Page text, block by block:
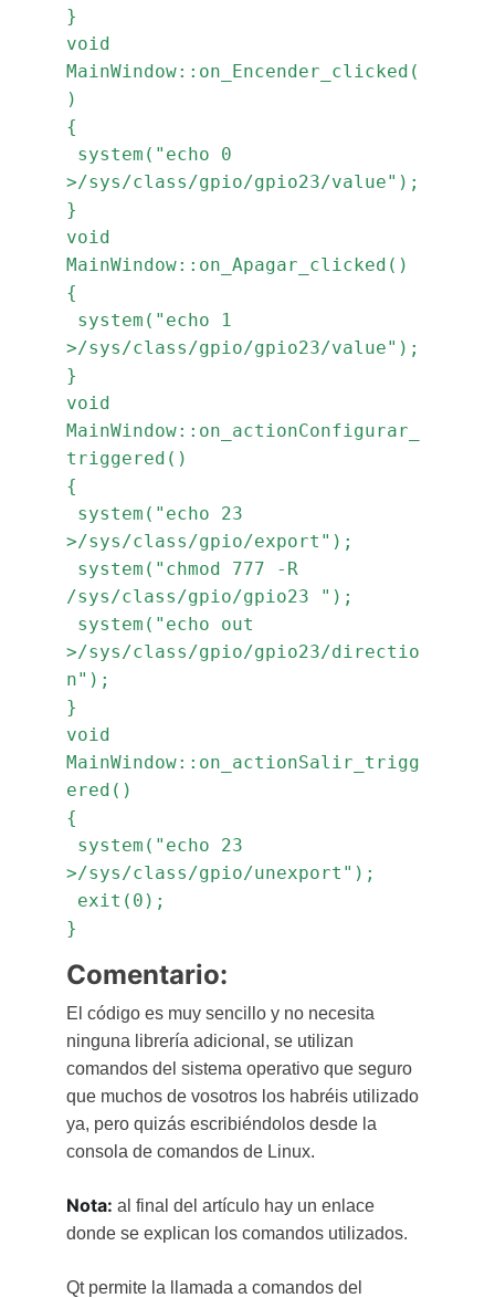
}
void
MainWindow::on_Encender_clicked(
)
{
>/sys/class/gpio/gpio23/value");
}
void
MainWindow::on_Apagar_clicked()
{
>/sys/class/gpio/gpio23/value");
}
void
MainWindow::on_actionConfigurar_
triggered()
{
>/sys/class/gpio/export");
/sys/class/gpio/gpio23 ");
>/sys/class/gpio/gpio23/directio
n");
}
void
MainWindow::on_actionSalir_trigg
ered()
{
>/sys/class/gpio/unexport");
exit(0);
}
Comentario:
El código es muy sencillo y no necesita
ninguna librería adicional, se utilizan
comandos del sistema operativo que seguro
que muchos de vosotros los habréis utilizado
ya, pero quizás escribiéndolos desde la
consola de comandos de Linux.
Nota: al final del artículo hay un enlace
donde se explican los comandos utilizados.
Qt permite la llamada a comandos del